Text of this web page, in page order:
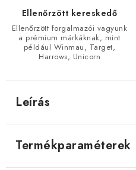
Ellenőrzött kereskedő
Ellenőrzött forgalmazói vagyunk
a prémium márkáknak, mint
például Winmau, Target,
Harrows, Unicorn
Leírás
Termékparaméterek